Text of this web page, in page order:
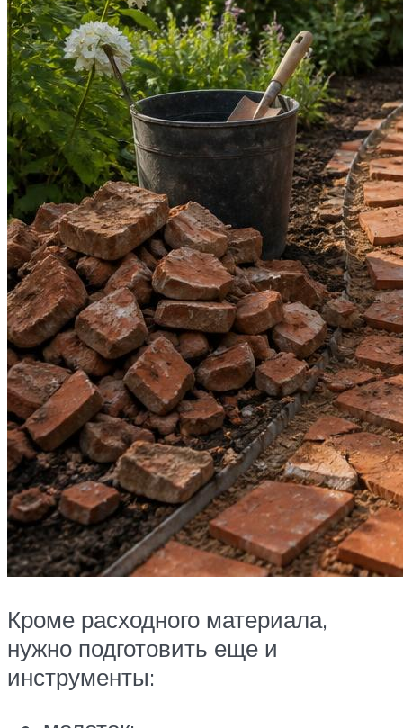
Кроме расходного материала,
нужно подготовить еще и
инструменты: